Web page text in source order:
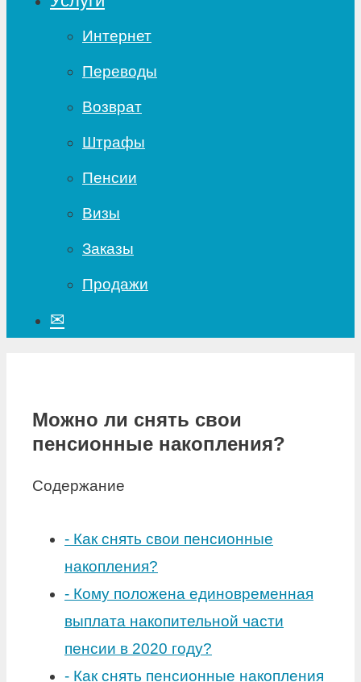
Интернет
Переводы
Возврат
Штрафы
Пенсии
Визы
Заказы
Продажи
✉
Можно ли снять свои
пенсионные накопления?
Содержание
- Как снять свои пенсионные
накопления?
- Кому положена единовременная
выплата накопительной части
пенсии в 2020 году?
- Как снять пенсионные накопления